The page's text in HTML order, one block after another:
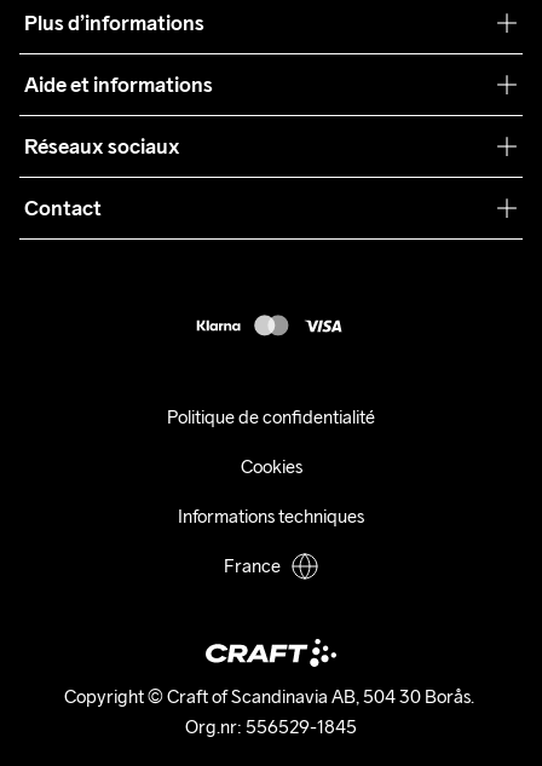
Plus d’informations
Teamwear
Durabilité
Collaborations
Aide et informations
Conditions générales
Retours
Réseaux sociaux
Contact
Copyright © Craft of Scandinavia AB, 504 30 Borås.
Org.nr: 556529-1845
Politique de confidentialité
Cookies
Informations techniques
France